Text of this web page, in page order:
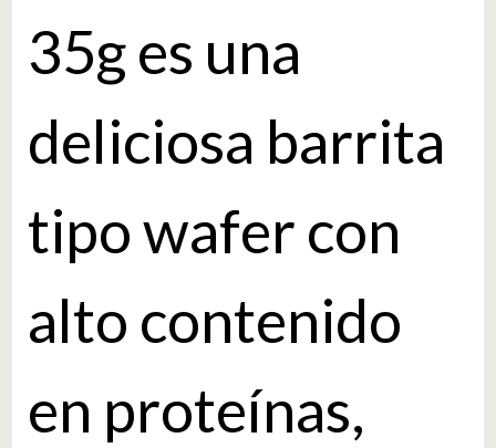
35g es una
deliciosa barrita
tipo wafer con
alto contenido
en proteínas,